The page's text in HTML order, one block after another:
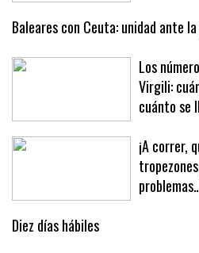
Baleares con Ceuta: unidad ante
Los
Virgili:
cuánto se
¡A correr,
Diez días hábiles